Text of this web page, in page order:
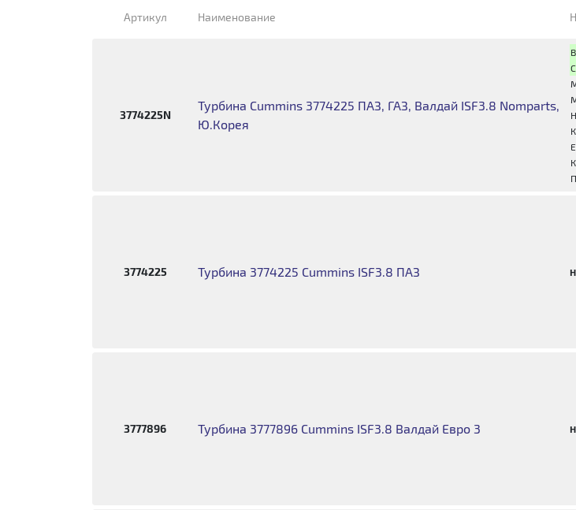
Артикул Наименование
3774225N
Турбина Cummins 3774225 ПАЗ, ГАЗ, Валдай ISF3.8 Nomparts,
Ю.Корея
3774225 Турбина 3774225 Cummins ISF3.8 ПАЗ
3777896 Турбина 3777896 Cummins ISF3.8 Валдай Евро 3